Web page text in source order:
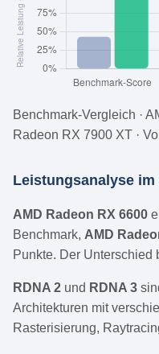
Benchmark-Vergleich ·
Radeon RX 7900 XT ·
Leistungsanalyse im
AMD Radeon RX 6600
Benchmark, AMD
Punkte. Der Unterschied
RDNA 2 und RDNA 3
Architekturen mit
Rasterisierung,